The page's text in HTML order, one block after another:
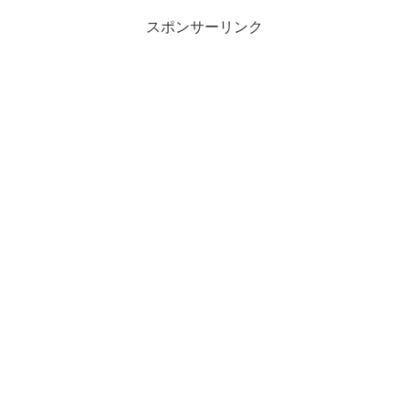
スポンサーリンク